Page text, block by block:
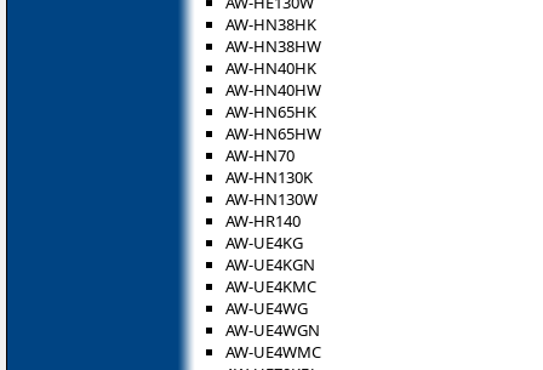
AW-HN38HK
AW-HN38HW
AW-HN40HK
AW-HN40HW
AW-HN65HK
AW-HN65HW
AW-HN70
AW-HN130K
AW-HN130W
AW-HR140
AW-UE4KG
AW-UE4KGN
AW-UE4KMC
AW-UE4WG
AW-UE4WGN
AW-UE4WMC